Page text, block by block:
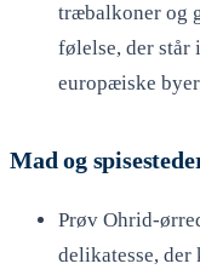
træbalkoner og
følelse, der står
europæiske
Mad og
Prøv Ohrid-
delikatesse,